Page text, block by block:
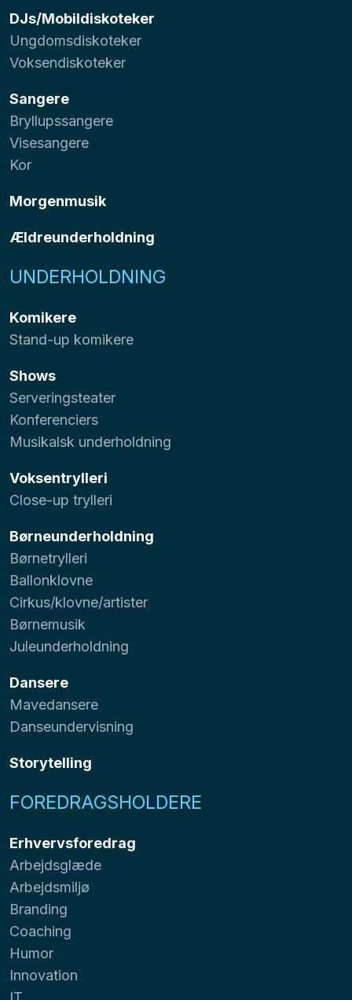
DJs/Mobildiskoteker
Ungdomsdiskoteker
Voksendiskoteker
Sangere
Bryllupssangere
Visesangere
Kor
Morgenmusik
Ældreunderholdning
UNDERHOLDNING
Komikere
Stand-up komikere
Shows
Serveringsteater
Konferenciers
Musikalsk underholdning
Voksentrylleri
Close-up trylleri
Børneunderholdning
Børnetrylleri
Ballonklovne
Cirkus/klovne/artister
Børnemusik
Juleunderholdning
Dansere
Mavedansere
Danseundervisning
Storytelling
FOREDRAGSHOLDERE
Erhvervsforedrag
Arbejdsglæde
Arbejdsmiljø
Branding
Coaching
Humor
Innovation